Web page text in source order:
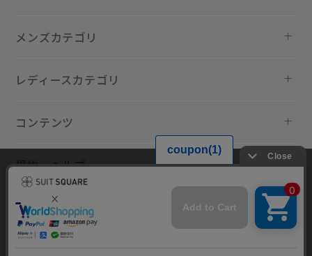
メンズカテゴリ
レディースカテゴリ
コンテンツ
規約・ヘルプ
当サイトでは利用体験の向上およびコンテンツの最適な提供、トラフィ
ックの分析を目的としてCookieを使用しています。サイトの閲覧を継続
された場合、Cookieの利用に同意したものといたします。詳細について
はプライバシーポリシー をご確認ください。